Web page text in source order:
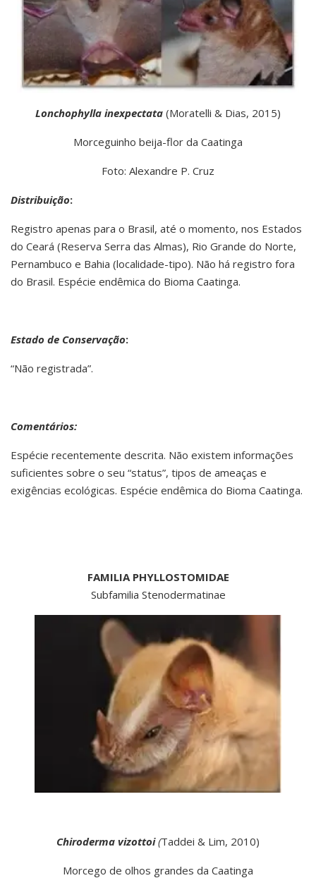
Lonchophylla inexpectata (Moratelli & Dias, 2015)
Morceguinho beija-flor da Caatinga
Foto: Alexandre P. Cruz
Distribuição:
Registro apenas para o Brasil, até o momento, nos Estados
do Ceará (Reserva Serra das Almas), Rio Grande do Norte,
Pernambuco e Bahia (localidade-tipo). Não há registro fora
do Brasil. Espécie endêmica do Bioma Caatinga.
Estado de Conservação:
“Não registrada”.
Comentários:
Espécie recentemente descrita. Não existem informações
suficientes sobre o seu “status”, tipos de ameaças e
exigências ecológicas. Espécie endêmica do Bioma Caatinga.
FAMILIA PHYLLOSTOMIDAE
Subfamilia Stenodermatinae
Chiroderma vizottoi(Taddei & Lim, 2010)
Morcego de olhos grandes da Caatinga